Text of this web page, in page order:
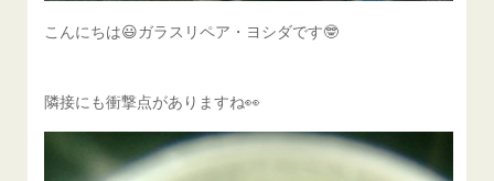
こんにちは😃ガラスリペア・ヨシダです🤓
隣接にも衝撃点がありますね👀